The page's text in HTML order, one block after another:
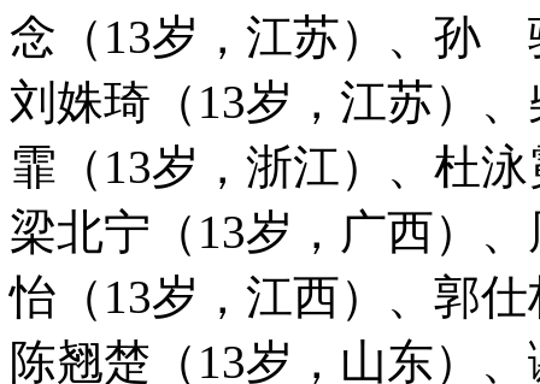
念（13岁，江苏）、孙
刘姝琦（13岁，江苏）
霏（13岁，浙江）、杜
梁北宁（13岁，广西）
怡（13岁，江西）、郭
陈翘楚（13岁，山东）